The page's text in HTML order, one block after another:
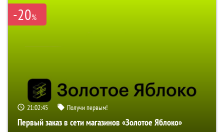
-20%
21:02:44 Получи первым!
Первый заказ в сети магазинов «Золотое Яблоко»